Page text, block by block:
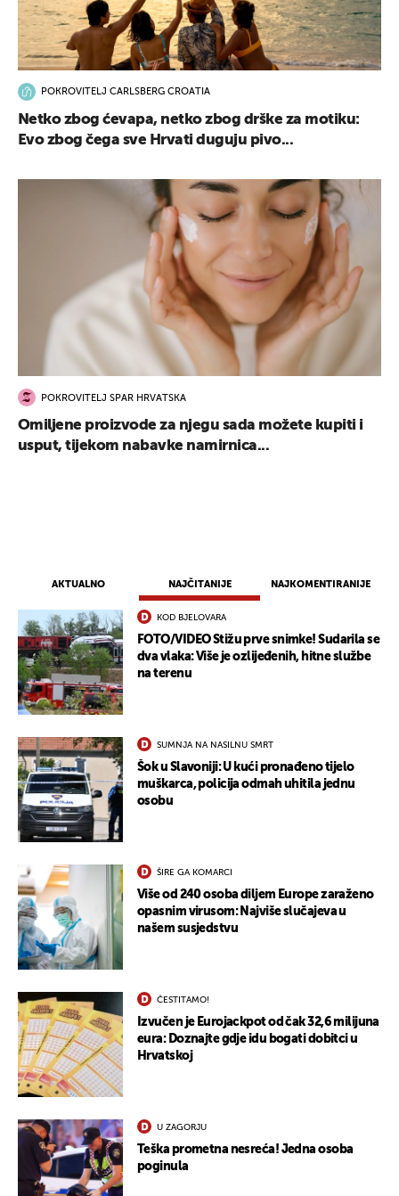
AKTUALNO NAJČITANIJE NAJKOMENTIRANIJE
KOD BJELOVARA
FOTO/VIDEO Stižu prve snimke! Sudarila se
dva vlaka: Više je ozlijeđenih, hitne službe
na terenu
SUMNJA NA NASILNU SMRT
Šok u Slavoniji: U kući pronađeno tijelo
muškarca, policija odmah uhitila jednu
osobu
ŠIRE GA KOMARCI
Više od 240 osoba diljem Europe zaraženo
opasnim virusom: Najviše slučajeva u
našem susjedstvu
ČESTITAMO!
Izvučen je Eurojackpot od čak 32,6 milijuna
eura: Doznajte gdje idu bogati dobitci u
Hrvatskoj
U ZAGORJU
Teška prometna nesreća! Jedna osoba
poginula
POKROVITELJ CARLSBERG CROATIA
Netko zbog ćevapa, netko zbog drške za motiku:
Evo zbog čega sve Hrvati duguju pivo...
POKROVITELJ SPAR HRVATSKA
Omiljene proizvode za njegu sada možete kupiti i
usput, tijekom nabavke namirnica...
UKLJUČITE NOTIFIKACIJE